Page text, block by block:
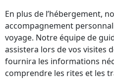
En plus de l’hébergement,
accompagnement
voyage. Notre équipe de
assistera lors de vos visites
fournira les informations
comprendre les rites et les